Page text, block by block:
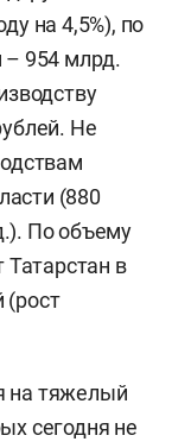
на 4,5%), по
954 млрд.
Не
(880
По объему
в
(рост
на тяжелый
сегодня не